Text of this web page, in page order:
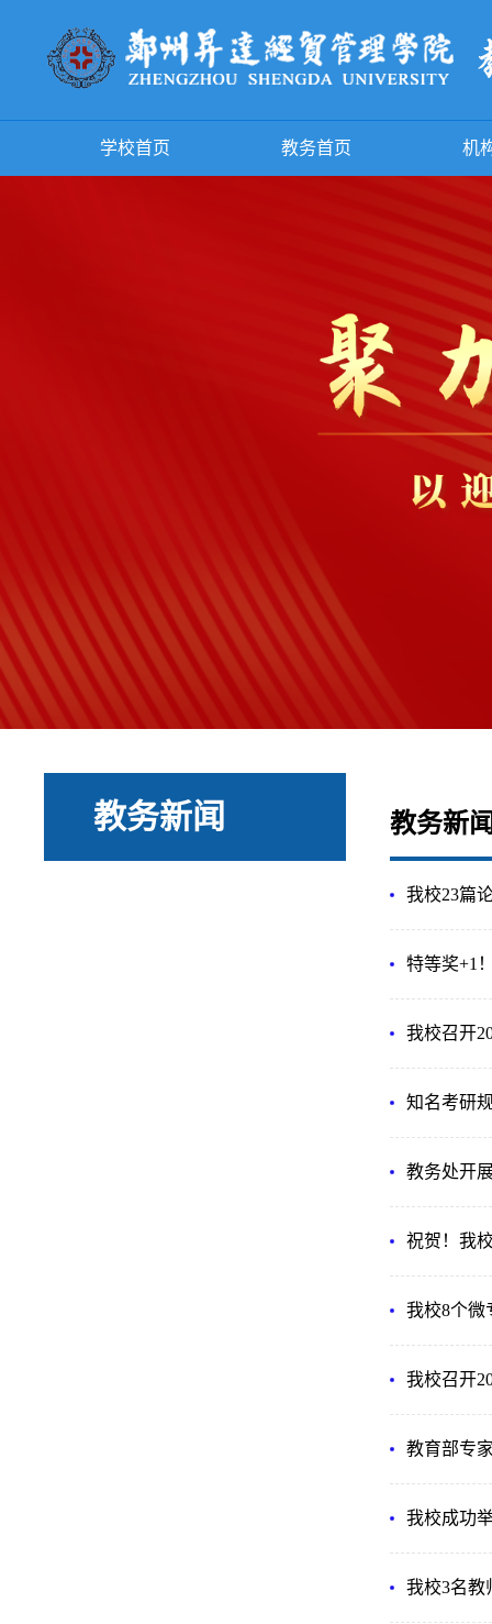
学校首页 教务首页 机
教务新闻 教务新
我校23篇
特等奖+1
我校召开
知名考研
教务处开
祝贺！我
我校8个微
我校召开
教育部专
我校成功
我校3名教